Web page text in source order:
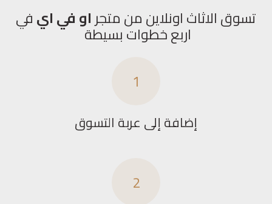
تسوق الاثاث اونلاين من متجراو في ايفي
اربع خطوات بسيطة
2
1
إضافة إلى عربة التسوق